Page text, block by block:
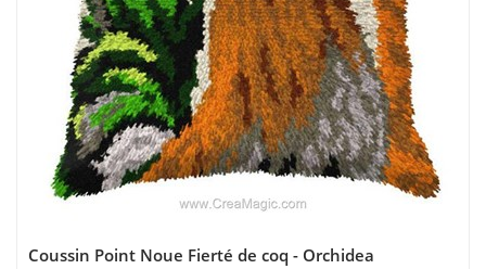
Coussin Point Noue Fierté de coq - Orchidea